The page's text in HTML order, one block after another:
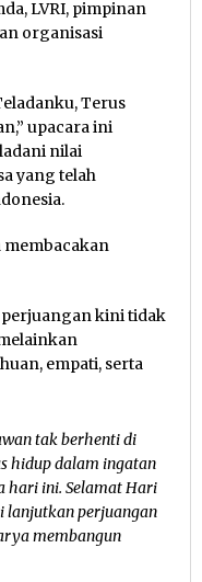
LVRI, pimpinan
organisasi
Terus
upacara ini
nilai
yang telah
membacakan
perjuangan kini tidak
empati, serta
tak berhenti di
hidup dalam ingatan
hari ini. Selamat Hari
lanjutkan perjuangan
membangun